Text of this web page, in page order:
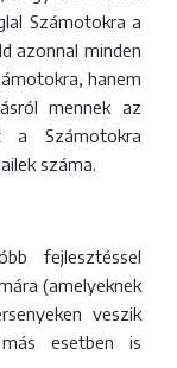
Számotokra a
azonnal minden
hanem
mennek az
a Számotokra
száma.
fejlesztéssel
(amelyeknek
veszik
esetben is